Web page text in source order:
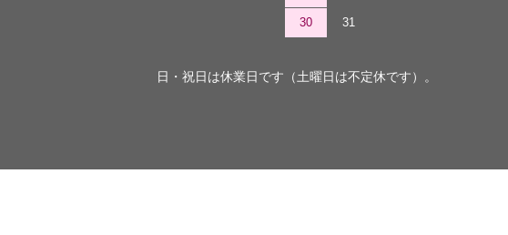
30 31
日・祝日は休業日です（土曜日は不定休です）。